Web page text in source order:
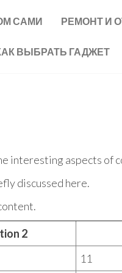
САМИ РЕМОНТ И
ВЫБРАТЬ ГАДЖЕТ
interesting aspects of
discussed here.
2
11